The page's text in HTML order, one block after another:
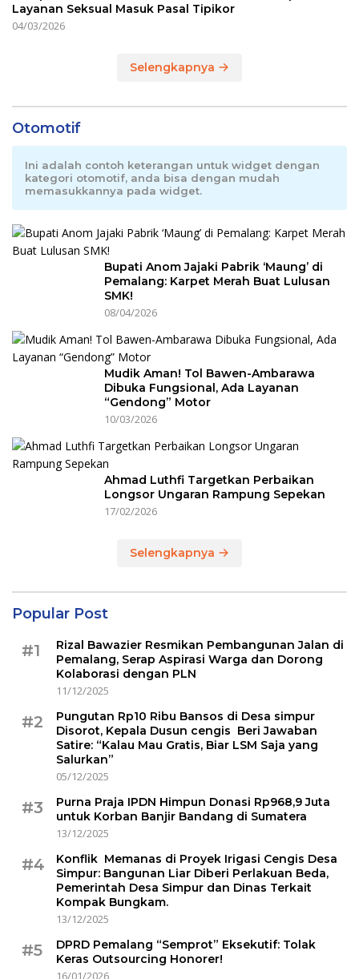
Layanan Seksual Masuk Pasal Tipikor
04/03/2026
Selengkapnya
Otomotif
Ini adalah contoh keterangan untuk widget dengan
kategori otomotif, anda bisa dengan mudah
memasukkannya pada widget.
Bupati Anom Jajaki Pabrik ‘Maung’ di
Pemalang: Karpet Merah Buat Lulusan
SMK!
08/04/2026
Mudik Aman! Tol Bawen-Ambarawa
Dibuka Fungsional, Ada Layanan
“Gendong” Motor
10/03/2026
Ahmad Luthfi Targetkan Perbaikan
Longsor Ungaran Rampung Sepekan
17/02/2026
Selengkapnya
Popular Post
#1
Rizal Bawazier Resmikan Pembangunan Jalan di
Pemalang, Serap Aspirasi Warga dan Dorong
Kolaborasi dengan PLN
11/12/2025
#2
Pungutan Rp10 Ribu Bansos di Desa simpur
Disorot, Kepala Dusun cengis Beri Jawaban
Satire: “Kalau Mau Gratis, Biar LSM Saja yang
Salurkan”
05/12/2025
#3
Purna Praja IPDN Himpun Donasi Rp968,9 Juta
untuk Korban Banjir Bandang di Sumatera
13/12/2025
#4
Konflik Memanas di Proyek Irigasi Cengis Desa
Simpur: Bangunan Liar Diberi Perlakuan Beda,
Pemerintah Desa Simpur dan Dinas Terkait
Kompak Bungkam.
13/12/2025
#5
DPRD Pemalang “Semprot” Eksekutif: Tolak
Keras Outsourcing Honorer!
16/01/2026